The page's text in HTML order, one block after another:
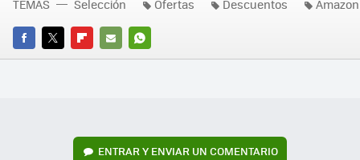
FACEBOOK
TWITTERFLIPBOARD
E-
WHATSAPP
TEMAS Selección Ofertas Descuentos
ENTRAR Y ENVIAR UN COMENTARIO